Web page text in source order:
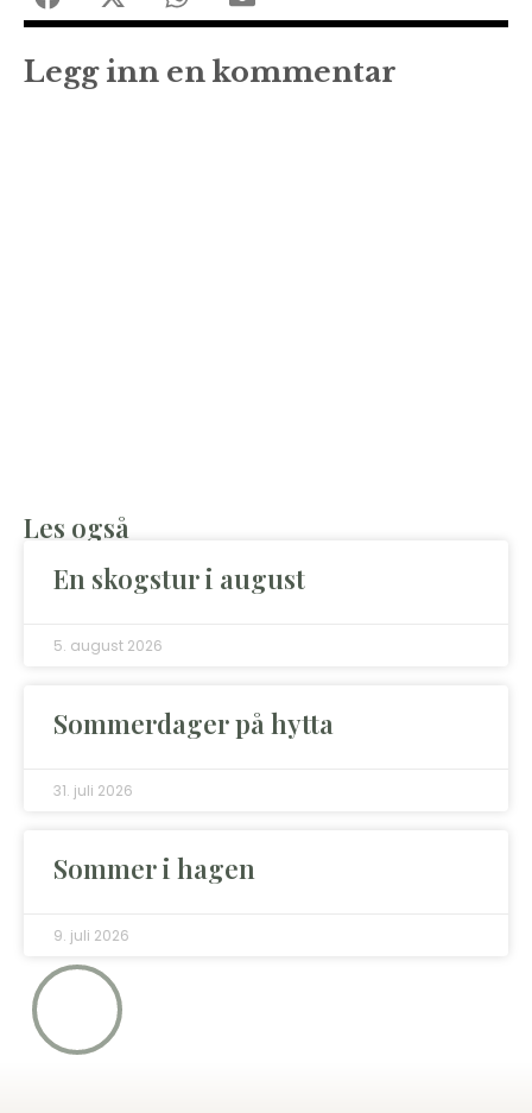
Legg inn en kommentar
Les også
En skogstur i august
5. august 2026
Sommerdager på hytta
31. juli 2026
Sommer i hagen
9. juli 2026